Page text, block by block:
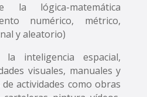
la lógica-matemática
numérico, métrico,
y aleatorio)
la inteligencia espacial,
visuales, manuales y
actividades como obras